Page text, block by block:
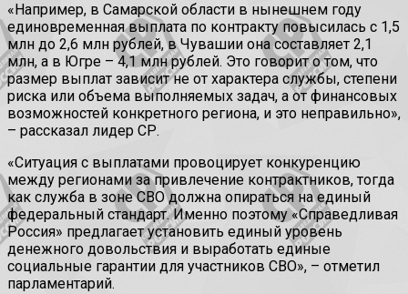
«Например, в Самарской области в нынешнем году
единовременная выплата по контракту повысилась с 1,5
млн до 2,6 млн рублей, в Чувашии она составляет 2,1
млн, а в Югре – 4,1 млн рублей. Это говорит о том, что
размер выплат зависит не от характера службы, степени
риска или объема выполняемых задач, а от финансовых
возможностей конкретного региона, и это неправильно»,
– рассказал лидер СР.
«Ситуация с выплатами провоцирует конкуренцию
между регионами за привлечение контрактников, тогда
как служба в зоне СВО должна опираться на единый
федеральный стандарт. Именно поэтому «Справедливая
Россия» предлагает установить единый уровень
денежного довольствия и выработать единые
социальные гарантии для участников СВО», – отметил
парламентарий.